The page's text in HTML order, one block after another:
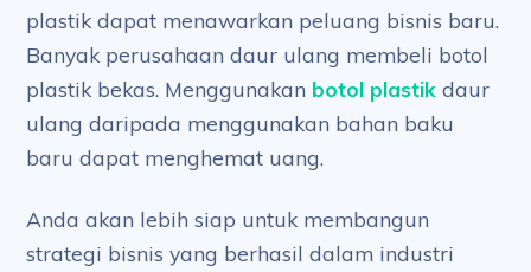
plastik dapat menawarkan peluang bisnis baru.
Banyak perusahaan daur ulang membeli botol
plastik bekas. Menggunakan botol plastik daur
ulang daripada menggunakan bahan baku
baru dapat menghemat uang.
Anda akan lebih siap untuk membangun
strategi bisnis yang berhasil dalam industri